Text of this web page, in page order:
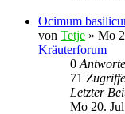
Ocimum
von Tetje » Mo
Kräuterforum
0
71 Zugriffe
Letzter
Mo 20.